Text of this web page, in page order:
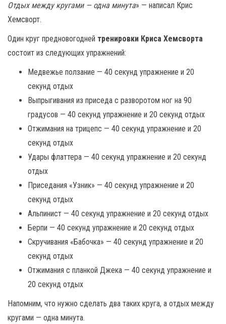
Отдых между кругами — одна минута» — написал Крис
Хемсворт.
Один круг предновогодней тренировки Криса Хемсворта
состоит из следующих упражнений:
Медвежье ползание — 40 секунд упражнение и 20
секунд отдых
Выпрыгивания из приседа с разворотом ног на 90
градусов — 40 секунд упражнение и 20 секунд отдых
Отжимания на трицепс — 40 секунд упражнение и 20
секунд отдых
Удары флаттера — 40 секунд упражнение и 20 секунд
отдых
Приседания «Узник» — 40 секунд упражнение и 20
секунд отдых
Альпинист — 40 секунд упражнение и 20 секунд отдых
Берпи — 40 секунд упражнение и 20 секунд отдых
Скручивания «Бабочка» — 40 секунд упражнение и 20
секунд отдых
Отжимания с планкой Джека — 40 секунд упражнение и
20 секунд отдых
Напомним, что нужно сделать два таких круга, а отдых между
кругами — одна минута.